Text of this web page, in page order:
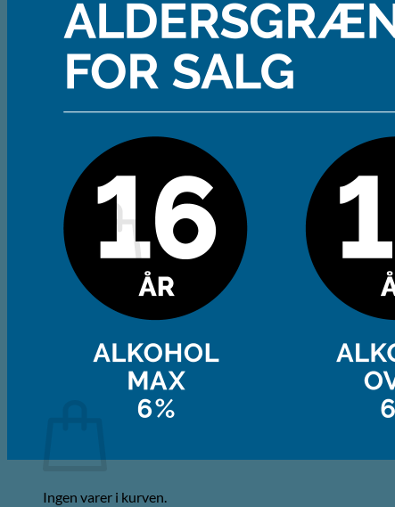
Cider
Likør
Most og Sodavand
Chips
Diverse
Gaveæsker og indpakning
Glas
Om ØL2GO
Kontakt
Kurv /
0,00kr.
Ingen varer i kurven.
Ingen varer i kurven.